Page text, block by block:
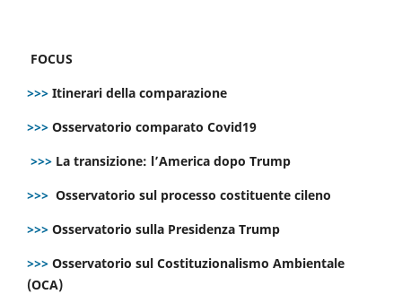
FOCUS
>>> Itinerari della comparazione
>>> Osservatorio comparato Covid19
>>> La transizione: l’America dopo Trump
>>> Osservatorio sul processo costituente cileno
>>> Osservatorio sulla Presidenza Trump
>>> Osservatorio sul Costituzionalismo Ambientale
(OCA)